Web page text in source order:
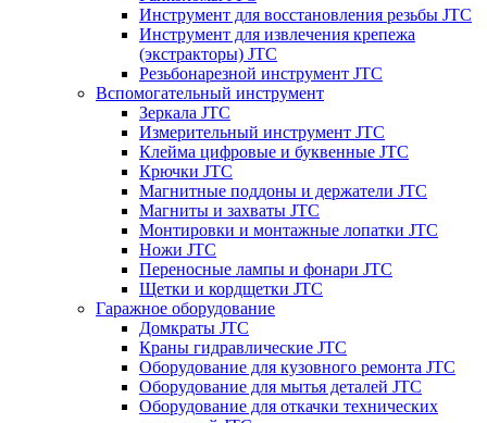
Инструмент для восстановления резьбы JTC
Инструмент для извлечения крепежа
(экстракторы) JTC
Резьбонарезной инструмент JTC
Вспомогательный инструмент
Зеркала JTC
Измерительный инструмент JTC
Клейма цифровые и буквенные JTC
Крючки JTC
Магнитные поддоны и держатели JTC
Магниты и захваты JTC
Монтировки и монтажные лопатки JTC
Ножи JTC
Переносные лампы и фонари JTC
Щетки и кордщетки JTC
Гаражное оборудование
Домкраты JTC
Краны гидравлические JTC
Оборудование для кузовного ремонта JTC
Оборудование для мытья деталей JTC
Оборудование для откачки технических